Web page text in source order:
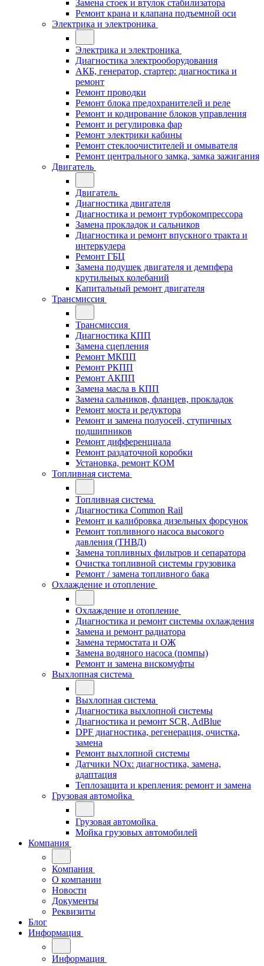
Замена стоек и втулок стабилизатора
Ремонт крана и клапана подъемной оси
Электрика и электроника
Электрика и электроника
Диагностика электрооборудования
АКБ, генератор, стартер: диагностика и
ремонт
Ремонт проводки
Ремонт блока предохранителей и реле
Ремонт и кодирование блоков управления
Ремонт и регулировка фар
Ремонт электрики кабины
Ремонт стеклоочистителей и омывателя
Ремонт центрального замка, замка зажигания
Двигатель
Двигатель
Диагностика двигателя
Диагностика и ремонт турбокомпрессора
Замена прокладок и сальников
Диагностика и ремонт впускного тракта и
интеркулера
Ремонт ГБЦ
Замена подушек двигателя и демпфера
крутильных колебаний
Капитальный ремонт двигателя
Трансмиссия
Трансмиссия
Диагностика КПП
Замена сцепления
Ремонт МКПП
Ремонт РКПП
Ремонт АКПП
Замена масла в КПП
Замена сальников, фланцев, прокладок
Ремонт моста и редуктора
Ремонт и замена полуосей, ступичных
подшипников
Ремонт дифференциала
Ремонт раздаточной коробки
Установка, ремонт КОМ
Топливная система
Топливная система
Диагностика Common Rail
Ремонт и калибровка дизельных форсунок
Ремонт топливного насоса высокого
давления (ТНВД)
Замена топливных фильтров и сепаратора
Очистка топливной системы грузовика
Ремонт / замена топливного бака
Охлаждение и отопление
Охлаждение и отопление
Диагностика и ремонт системы охлаждения
Замена и ремонт радиатора
Замена термостата и ОЖ
Замена водяного насоса (помпы)
Ремонт и замена вискомуфты
Выхлопная система
Выхлопная система
Диагностика выхлопной системы
Диагностика и ремонт SCR, AdBlue
DPF диагностика, регенерация, очистка,
замена
Ремонт выхлопной системы
Датчики NOx: диагностика, замена,
адаптация
Теплозащита и крепления: ремонт и замена
Грузовая автомойка
Грузовая автомойка
Мойка грузовых автомобилей
Компания
Компания
О компании
Новости
Документы
Реквизиты
Блог
Информация
Информация